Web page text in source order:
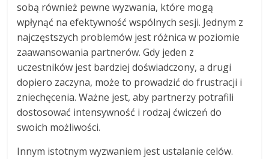
sobą również pewne wyzwania, które mogą
wpłynąć na efektywność wspólnych sesji. Jednym z
najczęstszych problemów jest różnica w poziomie
zaawansowania partnerów. Gdy jeden z
uczestników jest bardziej doświadczony, a drugi
dopiero zaczyna, może to prowadzić do frustracji i
zniechęcenia. Ważne jest, aby partnerzy potrafili
dostosować intensywność i rodzaj ćwiczeń do
swoich możliwości.
Innym istotnym wyzwaniem jest ustalanie celów.